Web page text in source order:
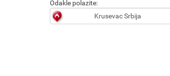
Odakle polazite: